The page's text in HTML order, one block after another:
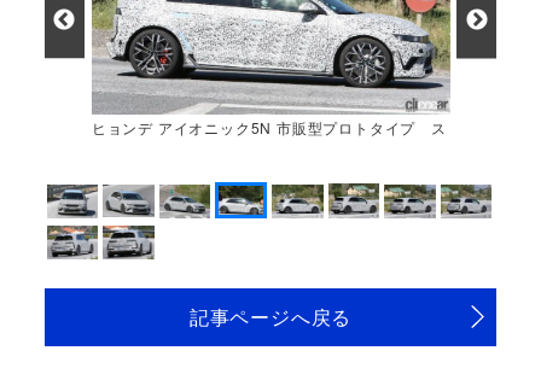
ヒョンデ アイオニック5N 市販型プロトタイプ ス
記事ページへ戻る